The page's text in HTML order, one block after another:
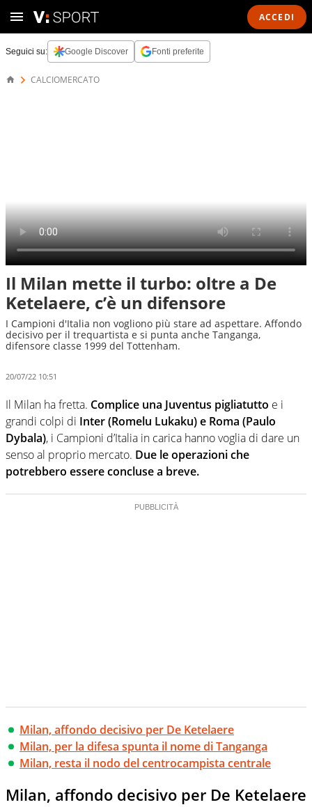
ACCEDI
Seguici su: Google Discover Fonti preferite
CALCIOMERCATO
Il Milan mette il turbo: oltre a De
Ketelaere, c’è un difensore
I Campioni d'Italia non vogliono più stare ad aspettare. Affondo
decisivo per il trequartista e si punta anche Tanganga,
difensore classe 1999 del Tottenham.
20/07/22 10:51
Il Milan ha fretta. Complice una Juventus pigliatutto e i
grandi colpi di Inter (Romelu Lukaku) e Roma (Paulo
Dybala), i Campioni d’Italia in carica hanno voglia di dare un
senso al proprio mercato. Due le operazioni che
potrebbero essere concluse a breve.
Milan, affondo decisivo per De Ketelaere
Milan, per la difesa spunta il nome di Tanganga
Milan, resta il nodo del centrocampista centrale
Milan, affondo decisivo per De Ketelaere